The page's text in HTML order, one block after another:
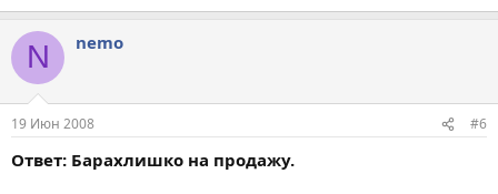
N nemo
19 Июн 2008 #6
Ответ: Барахлишко на продажу.